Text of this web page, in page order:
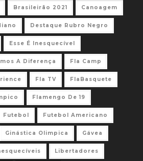
Brasileirão 2021 Canoagem
Destaque Rubro Negro
Esse É Inesquecível
A Diferença Fla Camp
Fla TV FlaBasquete
Flamengo De 19
Futebol Futebol Americano
Ginástica Olimpica Gávea
Libertadores